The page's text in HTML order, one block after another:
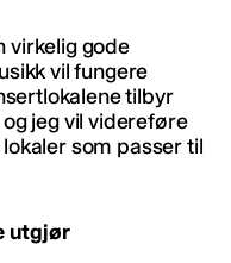
virkelig gode
vil fungere
tilbyr
jeg vil videreføre
som passer til
utgjør